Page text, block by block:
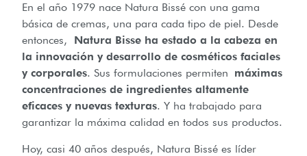
En el año 1979 nace Natura Bissé con una gama
básica de cremas, una para cada tipo de piel. Desde
entonces, Natura Bisse ha estado a la cabeza en
la innovación y desarrollo de cosméticos faciales
y corporales. Sus formulaciones permiten máximas
concentraciones de ingredientes altamente
eficaces y nuevas texturas. Y ha trabajado para
garantizar la máxima calidad en todos sus productos.
Hoy, casi 40 años después, Natura Bissé es líder